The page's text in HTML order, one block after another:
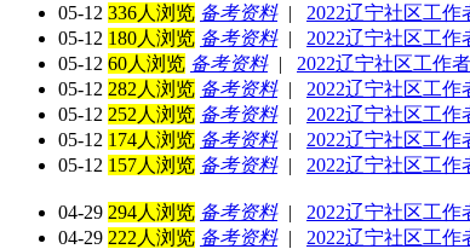
05-12 336人浏览 备考资料|
2022辽宁社区工
05-12 180人浏览 备考资料|
2022辽宁社区工
05-12 60人浏览 备考资料|
2022辽宁社区工作
05-12 282人浏览 备考资料|
2022辽宁社区工
05-12 252人浏览 备考资料|
2022辽宁社区工
05-12 174人浏览 备考资料|
2022辽宁社区工
05-12 157人浏览 备考资料| 2022辽宁社区工
04-29 294人浏览 备考资料|
2022辽宁社区工
04-29 222人浏览 备考资料|
2022辽宁社区工